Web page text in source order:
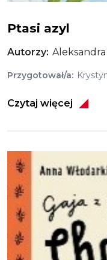
Ptasi azyl
Autorzy
Przygotował/a
Czytaj więcej
Obraz